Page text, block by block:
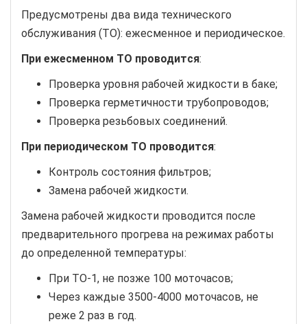
Предусмотрены два вида технического
обслуживания (ТО): ежесменное и периодическое.
При ежесменном ТО проводится:
Проверка уровня рабочей жидкости в баке;
Проверка герметичности трубопроводов;
Проверка резьбовых соединений.
При периодическом ТО проводится:
Контроль состояния фильтров;
Замена рабочей жидкости.
Замена рабочей жидкости проводится после
предварительного прогрева на режимах работы
до определенной температуры:
При ТО-1, не позже 100 моточасов;
Через каждые 3500-4000 моточасов, не
реже 2 раз в год.